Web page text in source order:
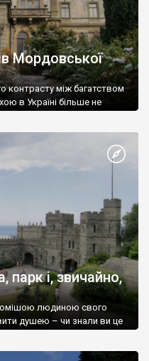
Мордовської
контрасту між багатством
в Україні більше не
парк і, звичайно,
людиною свого
душею – чи знали ви це